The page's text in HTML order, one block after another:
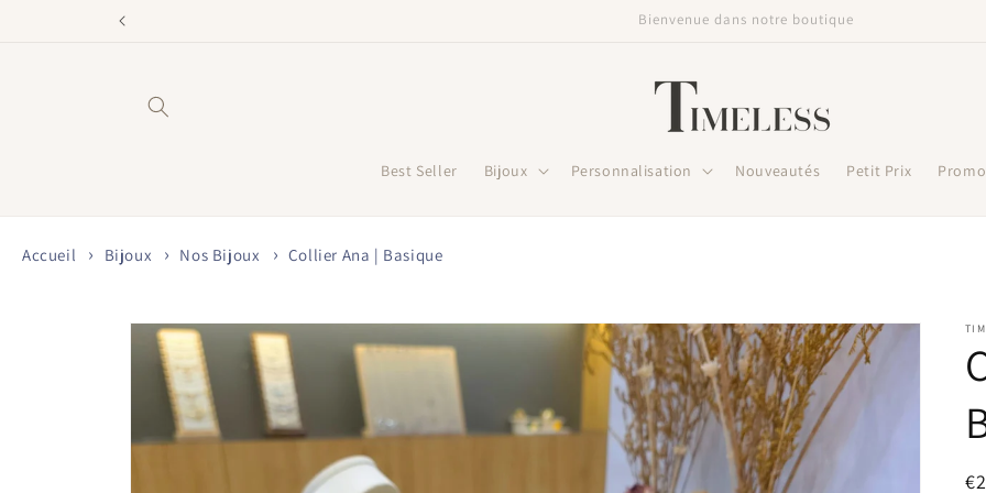
Livraison offerte dès 60€
Best Seller Bijoux Personnalisation Nouveautés Petit Prix
Accueil Bijoux Nos Bijoux Collier Ana | Basique
Passer aux
informations
produits